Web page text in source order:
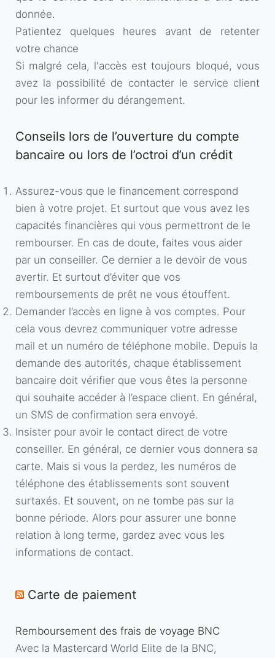
donnée.
Patientez quelques heures avant de retenter
votre chance
Si malgré cela, l'accès est toujours bloqué, vous
avez la possibilité de contacter le service client
pour les informer du dérangement.
Conseils lors de l’ouverture du compte
bancaire ou lors de l’octroi d’un crédit
Assurez-vous que le financement correspond
bien à votre projet. Et surtout que vous avez les
capacités financières qui vous permettront de le
rembourser. En cas de doute, faites vous aider
par un conseiller. Ce dernier a le devoir de vous
avertir. Et surtout d’éviter que vos
remboursements de prêt ne vous étouffent.
Demander l’accès en ligne à vos comptes. Pour
cela vous devrez communiquer votre adresse
mail et un numéro de téléphone mobile. Depuis la
demande des autorités, chaque établissement
bancaire doit vérifier que vous êtes la personne
qui souhaite accéder à l’espace client. En général,
un SMS de confirmation sera envoyé.
Insister pour avoir le contact direct de votre
conseiller. En général, ce dernier vous donnera sa
carte. Mais si vous la perdez, les numéros de
téléphone des établissements sont souvent
surtaxés. Et souvent, on ne tombe pas sur la
bonne période. Alors pour assurer une bonne
relation à long terme, gardez avec vous les
informations de contact.
Carte de paiement
Remboursement des frais de voyage BNC
Avec la Mastercard World Elite de la BNC,